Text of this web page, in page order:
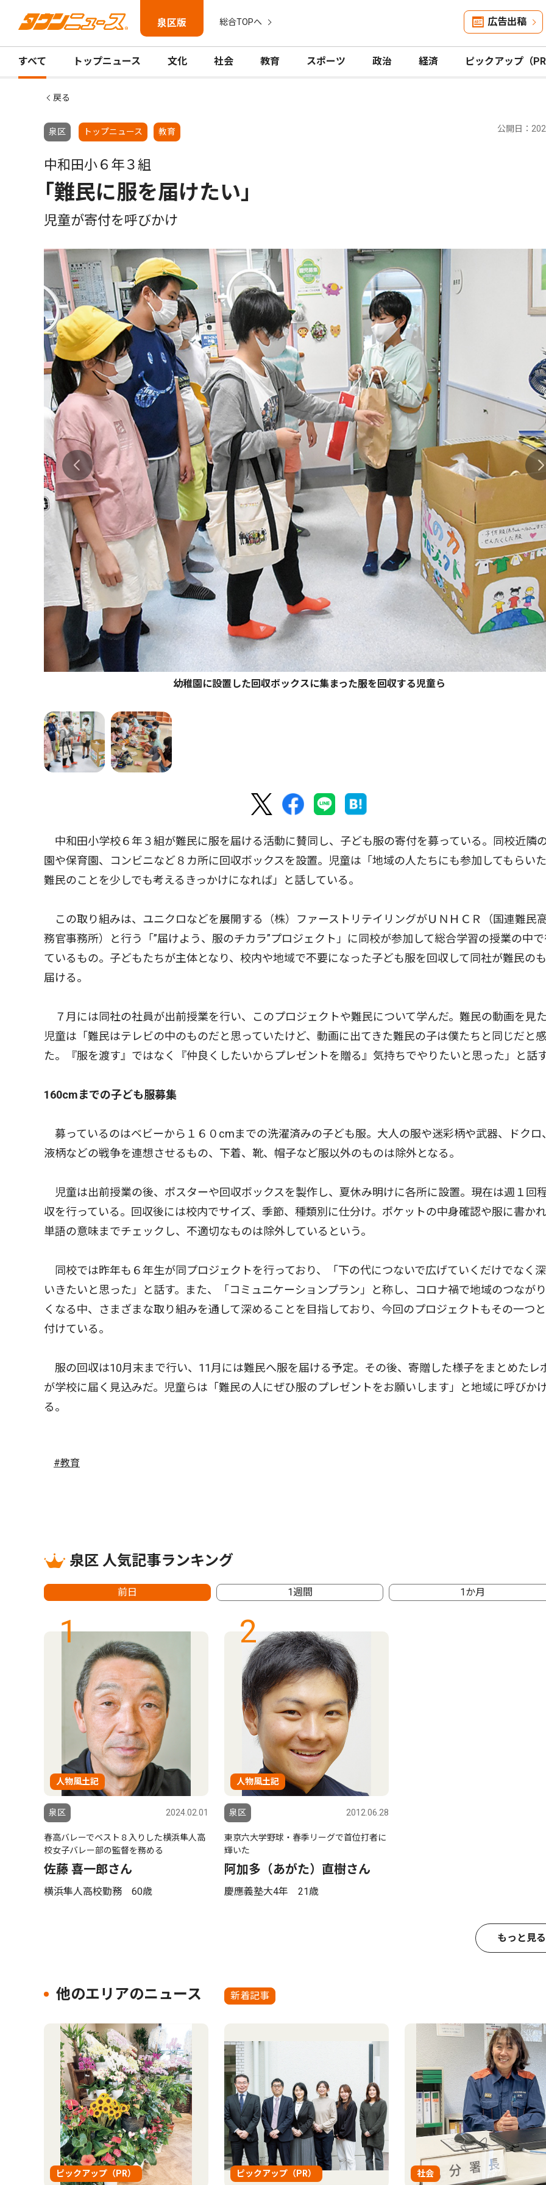
泉区版 総合TOPへ 広告出稿
すべて トップニュース 文化 社会 教育 スポーツ 政治 経済 ピックアップ（PR
戻る
泉区 トップニュース 教育 公開日：
中和田小６年３組
｢難民に服を届けたい｣
児童が寄付を呼びかけ
幼稚園に設置した回収ボックスに集まった服を回収する児童ら
中和田小学校６年３組が難民に服を届ける活動に賛同し、子ども服の寄付を募っている。同校近隣
園や保育園、コンビニなど８カ所に回収ボックスを設置。児童は「地域の人たちにも参加してもらいた
難民のことを少しでも考えるきっかけになれば」と話している。
この取り組みは、ユニクロなどを展開する（株）ファーストリテイリングがＵＮＨＣＲ（国連難民
務官事務所）と行う「”届けよう、服のチカラ”プロジェクト」に同校が参加して総合学習の授業の中で
ているもの。子どもたちが主体となり、校内や地域で不要になった子ども服を回収して同社が難民の
届ける。
７月には同社の社員が出前授業を行い、このプロジェクトや難民について学んだ。難民の動画を見
児童は「難民はテレビの中のものだと思っていたけど、動画に出てきた難民の子は僕たちと同じだと
た。『服を渡す』ではなく『仲良くしたいからプレゼントを贈る』気持ちでやりたいと思った」と話す
160cmまでの子ども服募集
募っているのはベビーから１６０cmまでの洗濯済みの子ども服。大人の服や迷彩柄や武器、ドクロ
液柄などの戦争を連想させるもの、下着、靴、帽子など服以外のものは除外となる。
児童は出前授業の後、ポスターや回収ボックスを製作し、夏休み明けに各所に設置。現在は週１回
収を行っている。回収後には校内でサイズ、季節、種類別に仕分け。ポケットの中身確認や服に書か
単語の意味までチェックし、不適切なものは除外しているという。
同校では昨年も６年生が同プロジェクトを行っており、「下の代につないで広げていくだけでなく
いきたいと思った」と話す。また、「コミュニケーションプラン」と称し、コロナ禍で地域のつなが
くなる中、さまざまな取り組みを通して深めることを目指しており、今回のプロジェクトもその一つ
付けている。
服の回収は10月末まで行い、11月には難民へ服を届ける予定。その後、寄贈した様子をまとめたレ
が学校に届く見込みだ。児童らは「難民の人にぜひ服のプレゼントをお願いします」と地域に呼びか
る。
#教育
泉区 人気記事ランキング
前日 1週間 1か月
1
人物風土記
泉区 2024.02.01
春高バレーでベスト８入りした横浜隼人高
校女子バレー部の監督を務める
佐藤 喜一郎さん
横浜隼人高校勤務 60歳
2
人物風土記
泉区 2012.06.28
東京六大学野球・春季リーグで首位打者に
輝いた
阿加多（あがた）直樹さん
慶應義塾大4年 21歳
もっと見る
他のエリアのニュース 新着記事
ピックアップ（PR） ピックアップ（PR） 社会